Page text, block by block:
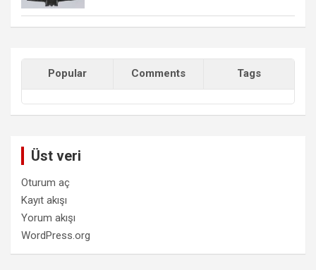
Popular Comments Tags
Üst veri
Oturum aç
Kayıt akışı
Yorum akışı
WordPress.org